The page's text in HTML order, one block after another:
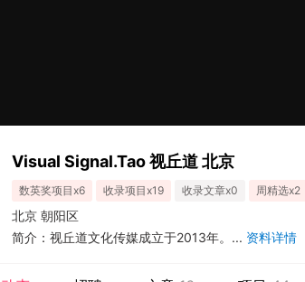
Visual Signal.Tao 视丘道 北京
数英奖项目x6 收录项目x19 收录文章x0 周精选x2
北京 朝阳区
简介：视丘道文化传媒成立于2013年。... 资料详情